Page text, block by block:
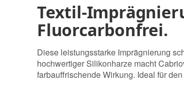
Textil-
Fluorcarbonfrei.
Diese leistungsstarke Imprägnierung
hochwertiger Silikonharze macht
farbauffrischende Wirkung. Ideal für